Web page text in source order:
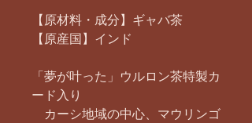
【原材料・成分】ギャバ茶
【原産国】インド
「夢が叶った」ウルロン茶特製カ
ード入り
カーシ地域の中心、マウリンゴ